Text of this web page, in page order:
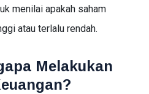
menilai apakah saham
atau terlalu rendah.
Melakukan